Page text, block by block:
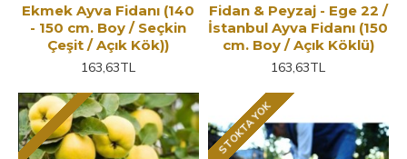
Ekmek Ayva Fidanı (140
- 150 cm. Boy / Seçkin
Çeşit / Açık Kök))
163,63TL
Fidan & Peyzaj - Ege 22 /
İstanbul Ayva Fidanı (150
cm. Boy / Açık Köklü)
163,63TL
STOKTA YOK